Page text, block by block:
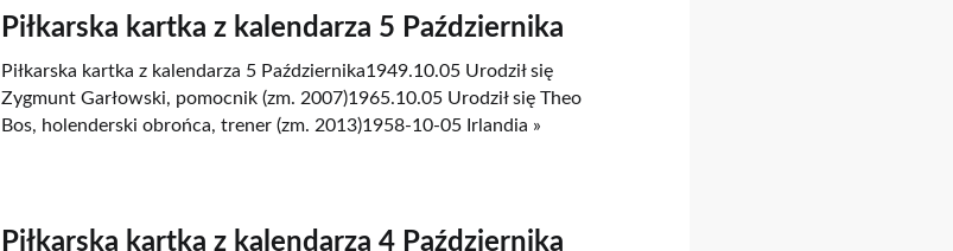
Piłkarska kartka z kalendarza 5 Października
Piłkarska kartka z kalendarza 5 Października1949.10.05 Urodził się
Zygmunt Garłowski, pomocnik (zm. 2007)1965.10.05 Urodził się Theo
Bos, holenderski obrońca, trener (zm. 2013)1958-10-05 Irlandia »
Piłkarska kartka z kalendarza 4 Października